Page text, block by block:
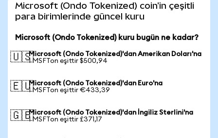
Microsoft (Ondo Tokenized) coin'in çeşitli
para birimlerinde güncel kuru
Microsoft (Ondo Tokenized) kuru bugün ne kadar?
🇺🇸Microsoft (Ondo Tokenized)'dan Amerikan Doları'na
1 MSFTon eşittir $500,94
🇪🇺Microsoft (Ondo Tokenized)'dan Euro'na
1 MSFTon eşittir €433,39
🇬🇧Microsoft (Ondo Tokenized)'dan İngiliz Sterlini'na
1 MSFTon eşittir £371,17